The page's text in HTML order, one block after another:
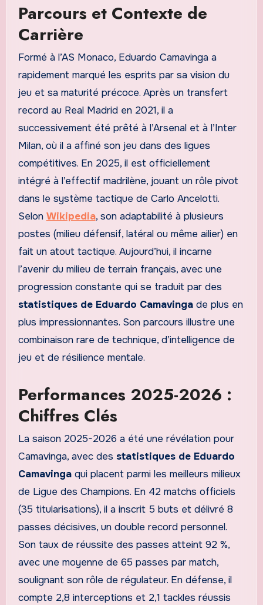
Parcours et Contexte de
Carrière
Formé à l’AS Monaco, Eduardo Camavinga a
rapidement marqué les esprits par sa vision du
jeu et sa maturité précoce. Après un transfert
record au Real Madrid en 2021, il a
successivement été prêté à l’Arsenal et à l’Inter
Milan, où il a affiné son jeu dans des ligues
compétitives. En 2025, il est officiellement
intégré à l’effectif madrilène, jouant un rôle pivot
dans le système tactique de Carlo Ancelotti.
Selon Wikipedia, son adaptabilité à plusieurs
postes (milieu défensif, latéral ou même ailier) en
fait un atout tactique. Aujourd’hui, il incarne
l’avenir du milieu de terrain français, avec une
progression constante qui se traduit par des
statistiques de Eduardo Camavingade plus en
plus impressionnantes. Son parcours illustre une
combinaison rare de technique, d’intelligence de
jeu et de résilience mentale.
Performances 2025-2026 :
Chiffres Clés
La saison 2025-2026 a été une révélation pour
Camavinga, avec des statistiques de Eduardo
Camavingaqui placent parmi les meilleurs milieux
de Ligue des Champions. En 42 matchs officiels
(35 titularisations), il a inscrit 5 buts et délivré 8
passes décisives, un double record personnel.
Son taux de réussite des passes atteint 92 %,
avec une moyenne de 65 passes par match,
soulignant son rôle de régulateur. En défense, il
compte 2,8 interceptions et 2,1 tackles réussis